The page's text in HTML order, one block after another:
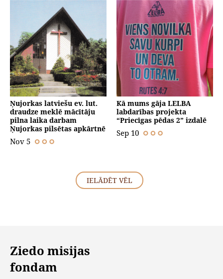
Ņujorkas latviešu ev. lut.
draudze meklē mācītāju
pilna laika darbam
Ņujorkas pilsētas apkārtnē
Nov 5
Kā mums gāja LELBA
labdarības projekta
“Priecīgas pēdas 2” izdalē
Sep 10
IELĀDĒT VĒL
Ziedo misijas
fondam